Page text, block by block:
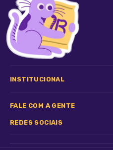
- Seu uso não compromete
sendo necessário jejum
tratamento.
- Os vermes dos gatos
- Recomenda-se
meses.
- As fêmeas podem ser
(cio), 10 dias antes e 2
INSTITUCIONAL
FALE COM A GENTE
REDES SOCIAIS